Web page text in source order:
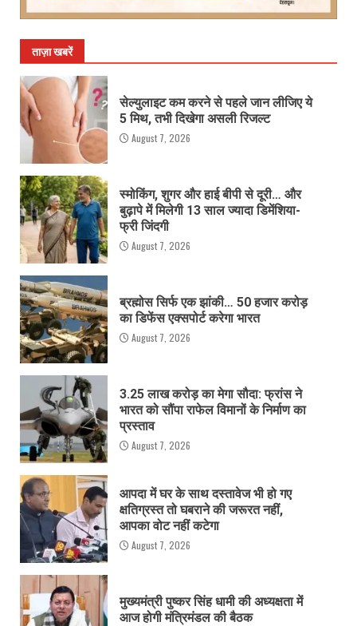
ताज़ा खबरें
सेल्युलाइट कम करने से पहले जान लीजिए ये
5 मिथ, तभी दिखेगा असली रिजल्ट
August 7, 2026
स्मोकिंग, शुगर और हाई बीपी से दूरी… और
बुढ़ापे में मिलेगी 13 साल ज्यादा डिमेंशिया-
फ्री जिंदगी
August 7, 2026
ब्रह्मोस सिर्फ एक झांकी… 50 हजार करोड़
का डिफेंस एक्सपोर्ट करेगा भारत
August 7, 2026
3.25 लाख करोड़ का मेगा सौदा: फ्रांस ने
भारत को सौंपा राफेल विमानों के निर्माण का
प्रस्ताव
August 7, 2026
आपदा में घर के साथ दस्तावेज भी हो गए
क्षतिग्रस्त तो घबराने की जरूरत नहीं,
आपका वोट नहीं कटेगा
August 7, 2026
मुख्यमंत्री पुष्कर सिंह धामी की अध्यक्षता में
आज होगी मंत्रिमंडल की बैठक